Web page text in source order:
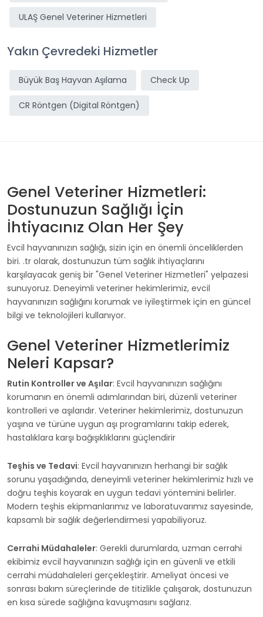
ULAŞ Genel Veteriner Hizmetleri
Yakın Çevredeki Hizmetler
Büyük Baş Hayvan Aşılama Check Up
CR Röntgen (Digital Röntgen)
Genel Veteriner Hizmetleri:
Dostunuzun Sağlığı İçin
İhtiyacınız Olan Her Şey
Evcil hayvanınızın sağlığı, sizin için en önemli önceliklerden
biri. .tr olarak, dostunuzun tüm sağlık ihtiyaçlarını
karşılayacak geniş bir "Genel Veteriner Hizmetleri" yelpazesi
sunuyoruz. Deneyimli veteriner hekimlerimiz, evcil
hayvanınızın sağlığını korumak ve iyileştirmek için en güncel
bilgi ve teknolojileri kullanıyor.
Genel Veteriner Hizmetlerimiz
Neleri Kapsar?
Rutin Kontroller ve Aşılar: Evcil hayvanınızın sağlığını
korumanın en önemli adımlarından biri, düzenli veteriner
kontrolleri ve aşılarıdır. Veteriner hekimlerimiz, dostunuzun
yaşına ve türüne uygun aşı programlarını takip ederek,
hastalıklara karşı bağışıklıklarını güçlendirir
Teşhis ve Tedavi: Evcil hayvanınızın herhangi bir sağlık
sorunu yaşadığında, deneyimli veteriner hekimlerimiz hızlı ve
doğru teşhis koyarak en uygun tedavi yöntemini belirler.
Modern teşhis ekipmanlarımız ve laboratuvarımız sayesinde,
kapsamlı bir sağlık değerlendirmesi yapabiliyoruz.
Cerrahi Müdahaleler: Gerekli durumlarda, uzman cerrahi
ekibimiz evcil hayvanınızın sağlığı için en güvenli ve etkili
cerrahi müdahaleleri gerçekleştirir. Ameliyat öncesi ve
sonrası bakım süreçlerinde de titizlikle çalışarak, dostunuzun
en kısa sürede sağlığına kavuşmasını sağlarız.